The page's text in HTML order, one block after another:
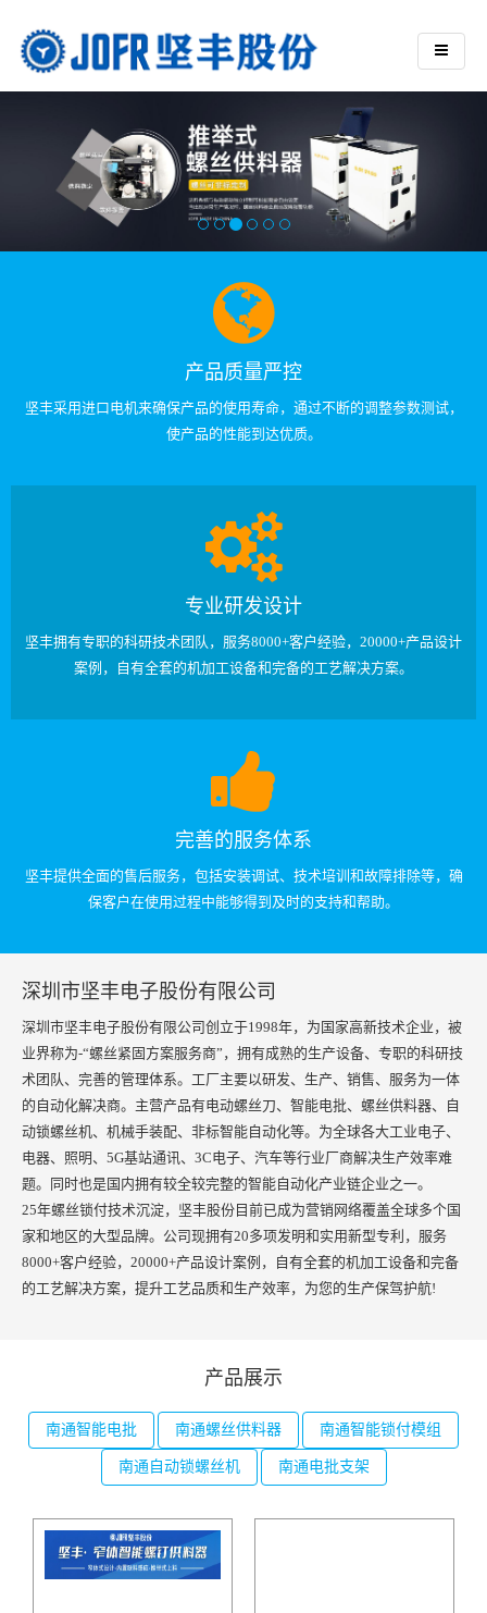
产品质量严控
坚丰采用进口电机来确保产品的使用寿命，通过不断的调整参数测试，
使产品的性能到达优质。
专业研发设计
坚丰拥有专职的科研技术团队，服务8000+客户经验，20000+产品设计
案例，自有全套的机加工设备和完备的工艺解决方案。
完善的服务体系
坚丰提供全面的售后服务，包括安装调试、技术培训和故障排除等，确
保客户在使用过程中能够得到及时的支持和帮助。
深圳市坚丰电子股份有限公司
深圳市坚丰电子股份有限公司创立于1998年，为国家高新技术企业，被
业界称为-“螺丝紧固方案服务商”，拥有成熟的生产设备、专职的科研技
术团队、完善的管理体系。工厂主要以研发、生产、销售、服务为一体
的自动化解决商。主营产品有电动螺丝刀、智能电批、螺丝供料器、自
动锁螺丝机、机械手装配、非标智能自动化等。为全球各大工业电子、
电器、照明、5G基站通讯、3C电子、汽车等行业厂商解决生产效率难
题。同时也是国内拥有较全较完整的智能自动化产业链企业之一。
25年螺丝锁付技术沉淀，坚丰股份目前已成为营销网络覆盖全球多个国
家和地区的大型品牌。公司现拥有20多项发明和实用新型专利，服务
8000+客户经验，20000+产品设计案例，自有全套的机加工设备和完备
的工艺解决方案，提升工艺品质和生产效率，为您的生产保驾护航!
产品展示
南通智能电批 南通螺丝供料器 南通智能锁付模组
南通自动锁螺丝机 南通电批支架